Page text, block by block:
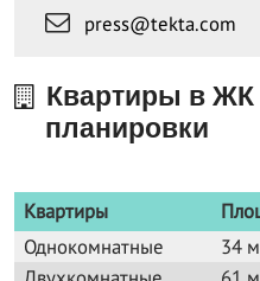
press@tekta.com
Квартиры в
планировки
Квартиры
Однокомнатные
34 м